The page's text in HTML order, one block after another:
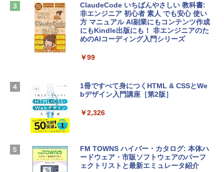
￥2,952
Apple 2026 MacBook Air M5チップ搭載
igence、13.6インチLiquid Retinaディ
ラ、Touch ID - ミッドナイト + 3年延長
AppleCare+ for 13インチMacBook Air
(M5)|ダウンロード版
￥347,600
【Amazon.co.jp限定】 HP ノートパソコ
ン 15-fd 15.6インチ 16GBメモリ 512GB
SSD インテル Core 5
Robloxギフトカード - 2,000 Robux 【限
定バーチャルアイテムを含む】 【オンラ
インゲームコード】 ロブロックス | オン
ラインコード版
￥3,200
Robloxギフトカード - 1000 Robux 【限
定バーチャルアイテムを含む】 【オンラ
ラインコード版
Windows版 | Minecraft (マインクラフ
ト): Java & Bedrock Edition | オンライ
ClaudeCode いちばんやさしい 教科書:
非エンジニア 初心者 素人 でも安心 使い
方 マニュアル AI副業にもコンテンツ作成
にもKindle出版にも！ 非エンジニアのた
めのAIコーディング入門シリーズ
￥99
1冊ですべて身につくHTML & CSSとWe
bデザイン入門講座［第2版］
￥2,326
FM TOWNS ハイパー・カタログ: 本体ハ
ードウェア・市販ソフトウェアのパーフ
ェクトリストと最新エミュレータ紹介